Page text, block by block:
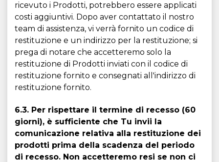
ricevuto i Prodotti, potrebbero essere applicati
costi aggiuntivi. Dopo aver contattato il nostro
team di assistenza, vi verrà fornito un codice di
restituzione e un indirizzo per la restituzione; si
prega di notare che accetteremo solo la
restituzione di Prodotti inviati con il codice di
restituzione fornito e consegnati all'indirizzo di
restituzione fornito.
6.3. Per rispettare il termine di recesso (60
giorni), è sufficiente che Tu invii la
comunicazione relativa alla restituzione dei
prodotti prima della scadenza del periodo
di recesso. Non accetteremo resi se non ci